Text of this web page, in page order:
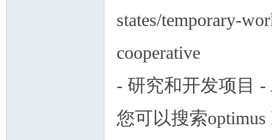
states/temporary-
cooperative
- 研究和开发项目
您可以搜索optimus